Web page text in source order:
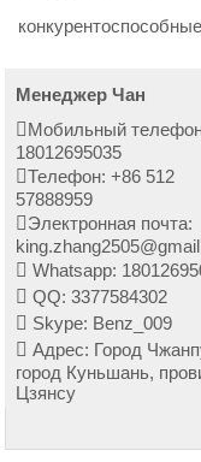
Менеджер Чан
Мобильный
18012695035
Телефон: +86 512
57888959
Электронная почта:
Whatsapp:
QQ: 3377584302
Skype: Benz_009
Адрес: Город
город Куньшань,
Цзянсу